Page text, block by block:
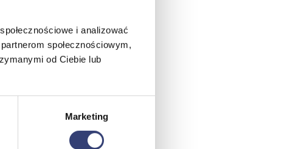
i analizować
społecznościowym,
od Ciebie lub
Marketing